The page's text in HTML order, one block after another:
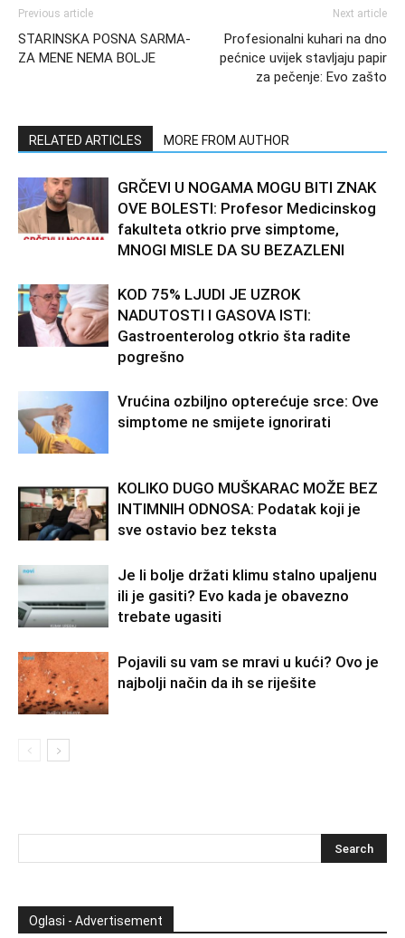
Previous article
STARINSKA POSNA SARMA-
ZA MENE NEMA BOLJE
Next article
Profesionalni kuhari na dno
pećnice uvijek stavljaju papir
za pečenje: Evo zašto
RELATED ARTICLES MORE FROM AUTHOR
GRČEVI U NOGAMA MOGU BITI ZNAK
OVE BOLESTI: Profesor Medicinskog
fakulteta otkrio prve simptome,
MNOGI MISLE DA SU BEZAZLENI
KOD 75% LJUDI JE UZROK
NADUTOSTI I GASOVA ISTI:
Gastroenterolog otkrio šta radite
pogrešno
Vrućina ozbiljno opterećuje srce: Ove
simptome ne smijete ignorirati
KOLIKO DUGO MUŠKARAC MOŽE BEZ
INTIMNIH ODNOSA: Podatak koji je
sve ostavio bez teksta
Je li bolje držati klimu stalno upaljenu
ili je gasiti? Evo kada je obavezno
trebate ugasiti
Pojavili su vam se mravi u kući? Ovo je
najbolji način da ih se riješite
Oglasi - Advertisement